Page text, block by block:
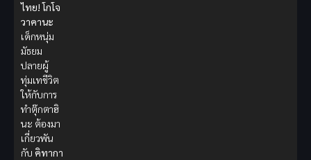
ไทย! โกโจ
วาคานะ
เด็กหนุ่ม
มัธยม
ปลายผู้
ทุ่มเทชีวิต
ให้กับการ
ทำตุ๊กตาฮิ
นะ ต้องมา
เกี่ยวพัน
กับ คิทากา